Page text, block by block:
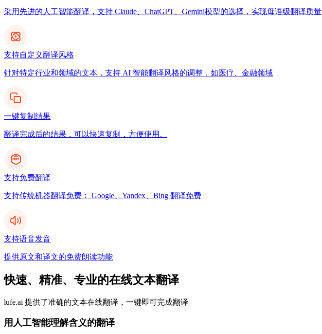
采用先进的人工智能翻译，支持 Claude、ChatGPT、Gemini模型的选择，实现母语级翻译质量
支持自定义翻译风格
针对特定行业和领域的文本，支持 AI 智能翻译风格的调整，如医疗、金融领域
一键复制结果
翻译完成后的结果，可以快速复制，方便使用。
支持免费翻译
支持传统机器翻译免费： Google、Yandex、Bing 翻译免费
支持语音发音
提供原文和译文的免费朗读功能
快速、精准、专业的在线文本翻译
lufe.ai 提供了准确的文本在线翻译，一键即可完成翻译
用人工智能理解含义的翻译